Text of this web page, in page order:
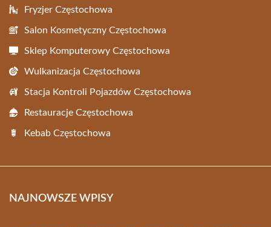
Fryzjer Częstochowa
Salon Kosmetyczny Częstochowa
Sklep Komputerowy Częstochowa
Wulkanizacja Częstochowa
Stacja Kontroli Pojazdów Częstochowa
Restauracje Częstochowa
Kebab Częstochowa
NAJNOWSZE WPISY